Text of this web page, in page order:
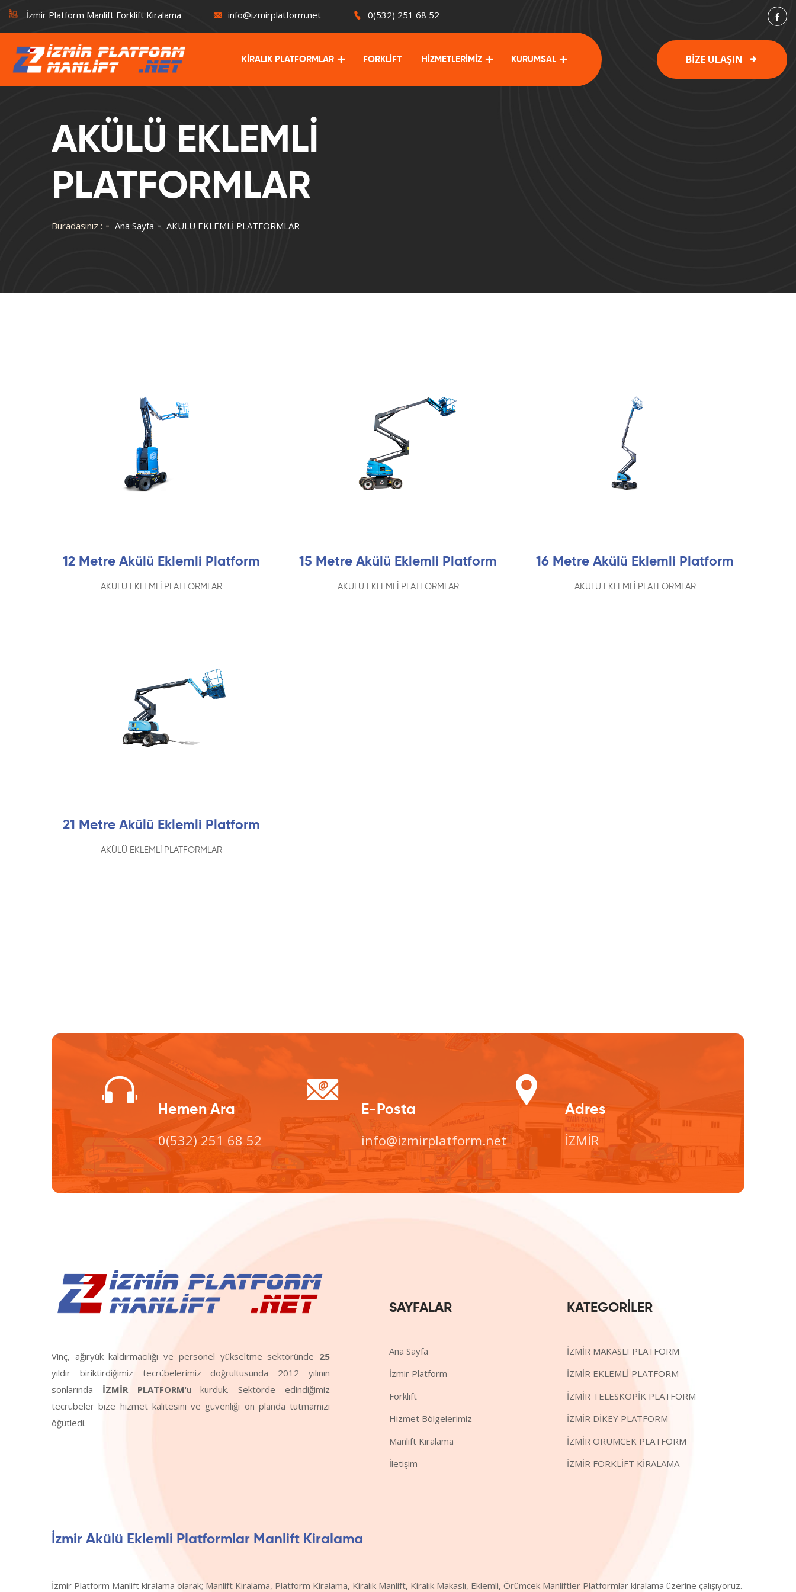
İzmir Platform Manlift Forklift Kiralama info@izmirplatform.net 0(532) 251 68 52
KİRALIK PLATFORMLAR FORKLİFT HİZMETLERİMİZ KURUMSAL BİZE ULAŞIN
AKÜLÜ EKLEMLİ
PLATFORMLAR
Buradasınız : Ana Sayfa AKÜLÜ EKLEMLİ PLATFORMLAR
12 Metre Akülü Eklemli Platform
AKÜLÜ EKLEMLİ PLATFORMLAR
15 Metre Akülü Eklemli Platform
AKÜLÜ EKLEMLİ PLATFORMLAR
16 Metre Akülü Eklemli Platform
AKÜLÜ EKLEMLİ PLATFORMLAR
21 Metre Akülü Eklemli Platform
AKÜLÜ EKLEMLİ PLATFORMLAR
Hemen Ara
0(532) 251 68 52
E-Posta
info@izmirplatform.net
Adres
İZMİR
Vinç, ağıryük kaldırmacılığı ve personel yükseltme sektöründe 25
yıldır biriktirdiğimiz tecrübelerimiz doğrultusunda 2012 yılının
sonlarında İZMİR PLATFORM'u kurduk. Sektörde edindiğimiz
tecrübeler bize hizmet kalitesini ve güvenliği ön planda tutmamızı
öğütledi.
SAYFALAR
Ana Sayfa
İzmir Platform
Forklift
Hizmet Bölgelerimiz
Manlift Kiralama
İletişim
KATEGORİLER
İZMİR MAKASLI PLATFORM
İZMİR EKLEMLİ PLATFORM
İZMİR TELESKOPİK PLATFORM
İZMİR DİKEY PLATFORM
İZMİR ÖRÜMCEK PLATFORM
İZMİR FORKLİFT KİRALAMA
İzmir Akülü Eklemli Platformlar Manlift Kiralama
İzmir Platform Manlift kiralama olarak; Manlift Kiralama, Platform Kiralama, Kiralık Manlift, Kiralık Makaslı, Eklemli, Örümcek Manliftler Platformlar kiralama üzerine çalışıyoruz.